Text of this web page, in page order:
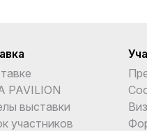
PAVILION
выставки
участников